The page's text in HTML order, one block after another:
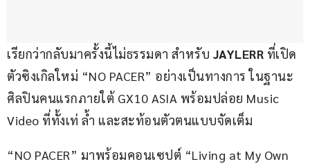
เรียกว่ากลับมาครั้งนี้ไม่ธรรมดา สำหรับ JAYLERR ที่เปิด
ตัวซิงเกิลใหม่ “NO PACER” อย่างเป็นทางการ ในฐานะ
ศิลปินคนแรกภายใต้ GX10 ASIA พร้อมปล่อย Music
Video ที่ทั้งเท่ ล้ำ และสะท้อนตัวตนแบบจัดเต็ม
“NO PACER” มาพร้อมคอนเซปต์ “Living at My Own